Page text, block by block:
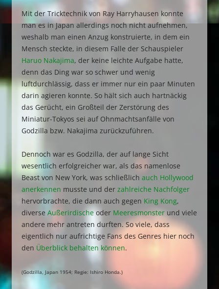
Mit der Tricktechnik von Ray Harryhausen konnte
man es in Japan allerdings noch nicht aufnehmen,
weshalb man einen Anzug konstruierte, in dem ein
Mensch steckte, in diesem Falle der Schauspieler
Haruo Nakajima, der keine leichte Aufgabe hatte,
denn das Ding war so schwer und wenig
luftdurchlässig, dass er immer nur ein paar Minuten
darin agieren konnte. So hält sich auch hartnäckig
das Gerücht, ein Großteil der Zerstörung des
Miniatur-Tokyos sei auf Ohnmachtsanfälle von
Godzilla bzw. Nakajima zurückzuführen.
Dennoch war es Godzilla, der auf lange Sicht
wesentlich erfolgreicher war, als das namenlose
Beast von New York, was schließlich auch Hollywood
anerkennen musste und der zahlreiche Nachfolger
hervorbrachte, die dann auch gegen King Kong,
diverse Außerirdischeoder Meeresmonster und viele
andere mehr antreten durften. So viele, dass
eigentlich nur aufrichtige Fans des Genres hier noch
den Überblick behalten können.
(Godzilla, Japan 1954; Regie: Ishiro Honda.)